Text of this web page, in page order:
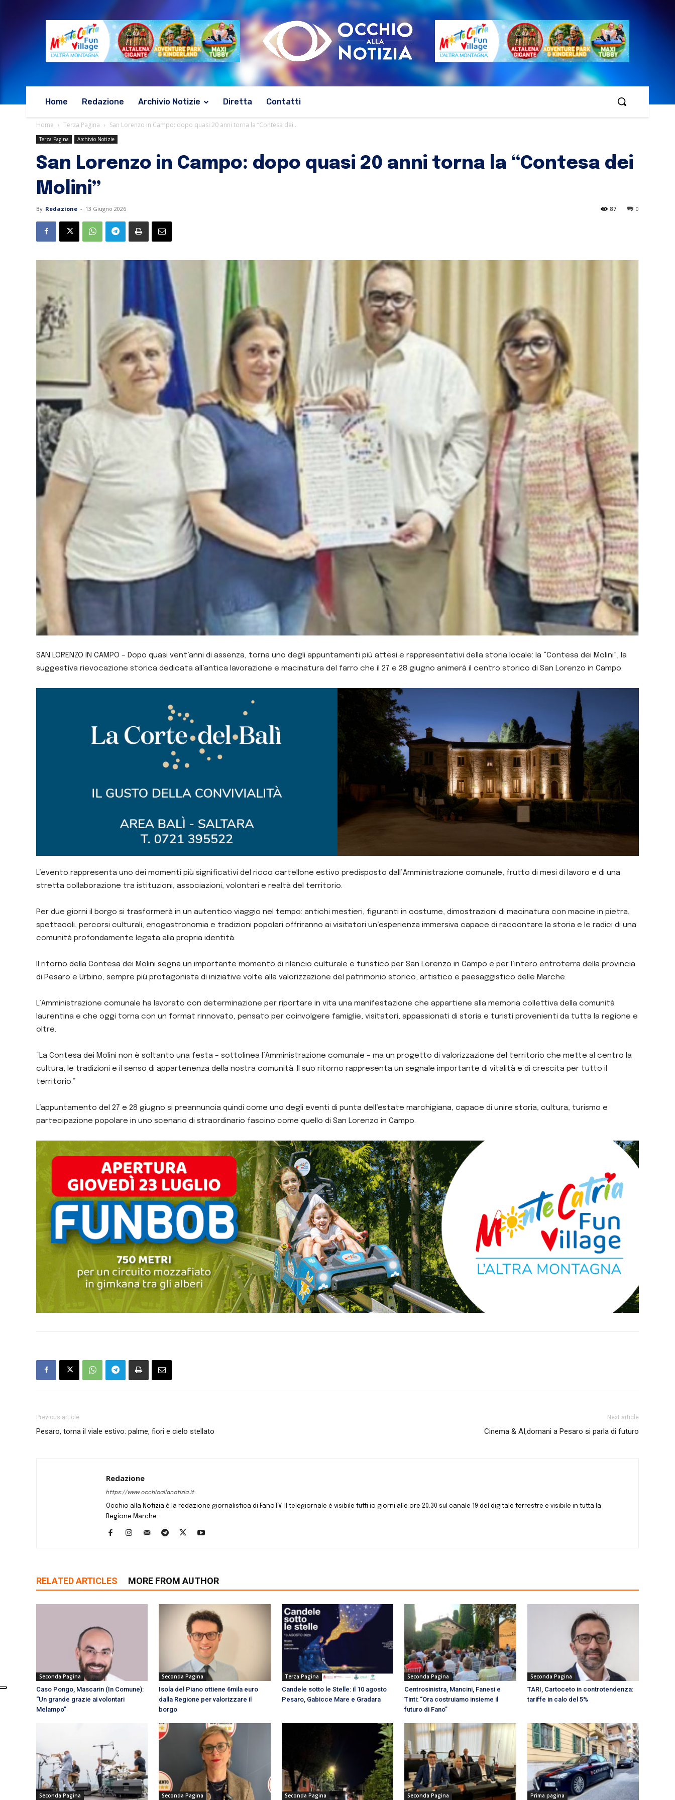
Home Redazione Archivio Notizie Diretta Contatti
Home Terza Pagina San Lorenzo in Campo: dopo quasi 20 anni torna la “Contesa dei...
Terza Pagina Archivio Notizie
San Lorenzo in Campo: dopo quasi 20 anni torna la “Contesa dei
Molini”
By Redazione - 13 Giugno 2026 0
87
SAN LORENZO IN CAMPO – Dopo quasi vent’anni di assenza, torna uno degli appuntamenti più attesi e rappresentativi della storia locale: la “Contesa dei Molini”, la
suggestiva rievocazione storica dedicata all’antica lavorazione e macinatura del farro che il 27 e 28 giugno animerà il centro storico di San Lorenzo in Campo.
L’evento rappresenta uno dei momenti più significativi del ricco cartellone estivo predisposto dall’Amministrazione comunale, frutto di mesi di lavoro e di una
stretta collaborazione tra istituzioni, associazioni, volontari e realtà del territorio.
Per due giorni il borgo si trasformerà in un autentico viaggio nel tempo: antichi mestieri, figuranti in costume, dimostrazioni di macinatura con macine in pietra,
spettacoli, percorsi culturali, enogastronomia e tradizioni popolari offriranno ai visitatori un’esperienza immersiva capace di raccontare la storia e le radici di una
comunità profondamente legata alla propria identità.
Il ritorno della Contesa dei Molini segna un importante momento di rilancio culturale e turistico per San Lorenzo in Campo e per l’intero entroterra della provincia
di Pesaro e Urbino, sempre più protagonista di iniziative volte alla valorizzazione del patrimonio storico, artistico e paesaggistico delle Marche.
L’Amministrazione comunale ha lavorato con determinazione per riportare in vita una manifestazione che appartiene alla memoria collettiva della comunità
laurentina e che oggi torna con un format rinnovato, pensato per coinvolgere famiglie, visitatori, appassionati di storia e turisti provenienti da tutta la regione e
oltre.
“La Contesa dei Molini non è soltanto una festa – sottolinea l’Amministrazione comunale – ma un progetto di valorizzazione del territorio che mette al centro la
cultura, le tradizioni e il senso di appartenenza della nostra comunità. Il suo ritorno rappresenta un segnale importante di vitalità e di crescita per tutto il
territorio.”
L’appuntamento del 27 e 28 giugno si preannuncia quindi come uno degli eventi di punta dell’estate marchigiana, capace di unire storia, cultura, turismo e
partecipazione popolare in uno scenario di straordinario fascino come quello di San Lorenzo in Campo.
Previous article
Pesaro, torna il viale estivo: palme, fiori e cielo stellato
Next article
Cinema & AI,domani a Pesaro si parla di futuro
Redazione
https://www.occhioallanotizia.it
Occhio alla Notizia è la redazione giornalistica di FanoTV. Il telegiornale è visibile tutti io giorni alle ore 20.30 sul canale 19 del digitale terrestre e visibile in tutta la
Regione Marche.
RELATED ARTICLES MORE FROM AUTHOR
Seconda Pagina
Caso Pongo, Mascarin (In Comune):
“Un grande grazie ai volontari
Melampo”
Seconda Pagina
Isola del Piano ottiene 6mila euro
dalla Regione per valorizzare il
borgo
Terza Pagina
Candele sotto le Stelle: il 10 agosto
Pesaro, Gabicce Mare e Gradara
Seconda Pagina
Centrosinistra, Mancini, Fanesi e
Tinti: “Ora costruiamo insieme il
futuro di Fano”
Seconda Pagina
TARI, Cartoceto in controtendenza:
tariffe in calo del 5%
Seconda Pagina Seconda Pagina Seconda Pagina Seconda Pagina Prima pagina